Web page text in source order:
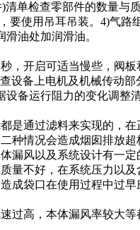
单检查零部件的数量
要使用吊耳吊装。4)气
油处加润滑油。
，开启可适当慢些，阀
设备上电机及机械传动
备运行阻力的变化调整
是通过滤料来实现的，
种情况会造成烟囱排放超
漏风以及系统设计有一
量不好，在系统压力以
成袋口在使用过程中过
过高，本体漏风率较大